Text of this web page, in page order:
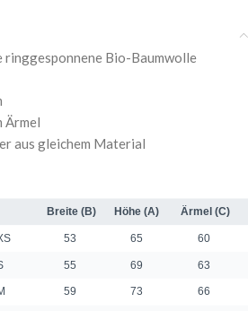
ringgesponnene Bio-Baumwolle
Ärmel
aus gleichem Material